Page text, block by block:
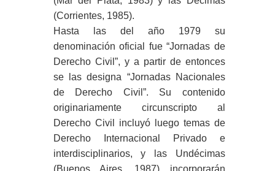
(Corrientes, 1985).
Hasta las del año 1979 su
denominación oficial fue “Jornadas de
Derecho Civil”, y a partir de entonces
se las designa “Jornadas Nacionales
de Derecho Civil”. Su contenido
originariamente circunscripto al
Derecho Civil incluyó luego temas de
Derecho Internacional Privado e
interdisciplinarios, y las Undécimas
(Buenos Aires, 1987) incorporarán